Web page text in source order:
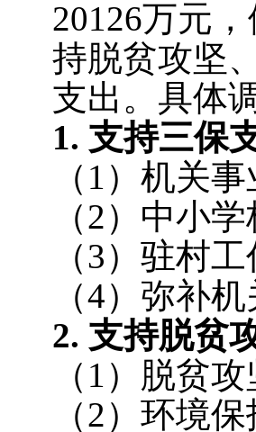
20126万元
持脱贫攻坚
支出。具体
1. 支持三保
（1）机关
（2）中小
（3）驻村
（4）弥补
2. 支持脱贫
（1）脱贫
（2）环境